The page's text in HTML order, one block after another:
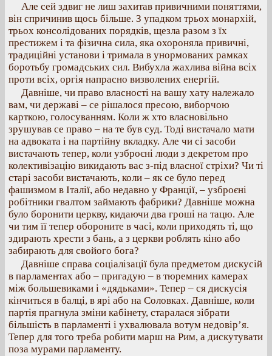
Але сей здвиг не лиш захитав привичними поняттями,
він спричинив щось більше. З упадком трьох монархій,
трьох консолідованих порядків, щезла разом з їх
престижем і та фізична сила, яка охороняла привичні,
традиційні установи і тримала в унормованих рамках
боротьбу громадських сил. Вибухла жахлива війна всіх
проти всіх, оргія напрасно визволених енергій.
Давніше, чи право власності на вашу хату належало
вам, чи державі – се рішалося пресою, виборчою
карткою, голосуванням. Коли ж хто власновільно
зрушував се право – на те був суд. Тоді вистачало мати
на адвоката і на партійну вкладку. Але чи сі засоби
вистачають тепер, коли узброєні люди з декретом про
колективізацію викидають вас з-під власної стріхи? Чи ті
старі засоби вистачають, коли – як се було перед
фашизмом в Італії, або недавно у Франції, – узброєні
робітники гвалтом займають фабрики? Давніше можна
було боронити церкву, кидаючи два гроші на тацю. Але
чи тим її тепер обороните в часі, коли приходять ті, що
здирають хрести з бань, а з церкви роблять кіно або
забирають для свойого бога?
Давніше справа соціалізації була предметом дискусій
в парламентах або – пригадую – в тюремних камерах
між большевиками і «дядьками». Тепер – ся дискусія
кінчиться в балці, в ярі або на Соловках. Давніше, коли
партія прагнула зміни кабінету, старалася зібрати
більшість в парламенті і ухвалювала вотум недовір’я.
Тепер для того треба робити марш на Рим, а дискутувати
поза мурами парламенту.